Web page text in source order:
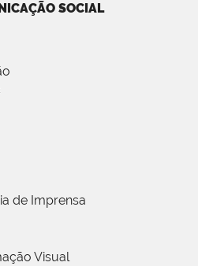
SOCIAL
de Imprensa
Visual